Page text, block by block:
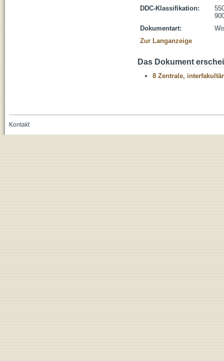
DDC-Klassifikation:
Dokumentart:
Zur Langanzeige
Das Dokument
8 Zentrale,
Kontakt